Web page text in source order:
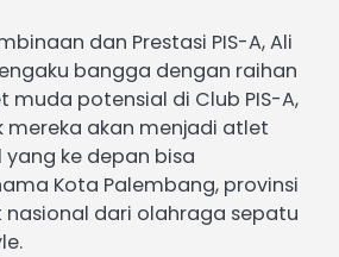
dan Prestasi PIS-A, Ali
bangga dengan raihan
potensial di Club PIS-A,
mereka akan menjadi atlet
ke depan bisa
Kota Palembang, provinsi
nasional dari olahraga sepatu